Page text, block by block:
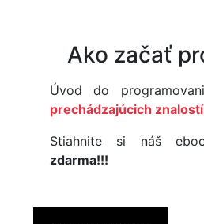
Ako začať
Úvod do
prechádzajúcich
Stiahnite si náš
zdarma!!!